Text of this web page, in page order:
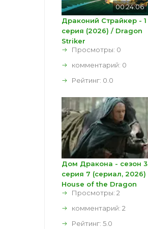
00:24:06
Драконий Страйкер - 1
серия (2026) / Dragon
Striker
Просмотры: 0
комментарий: 0
Рейтинг: 0.0
Дом Дракона - сезон 3
серия 7 (сериал, 2026)
House of the Dragon
Просмотры: 2
комментарий: 2
Рейтинг: 5.0